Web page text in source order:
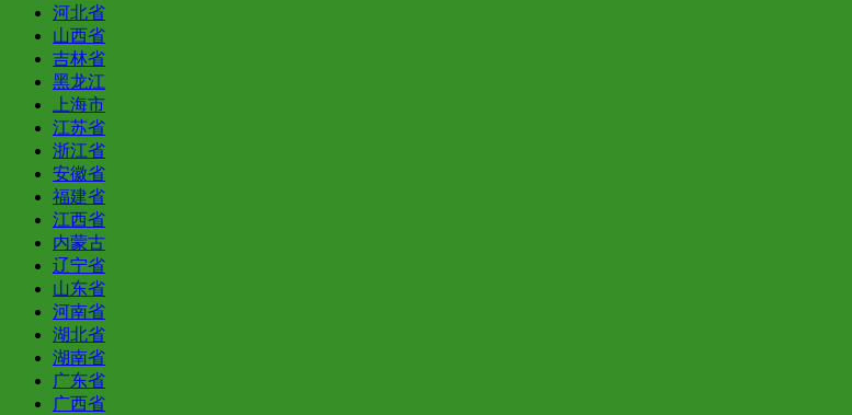
河北省
山西省
吉林省
黑龙江
上海市
江苏省
浙江省
安徽省
福建省
江西省
内蒙古
辽宁省
山东省
河南省
湖北省
湖南省
广东省
广西省